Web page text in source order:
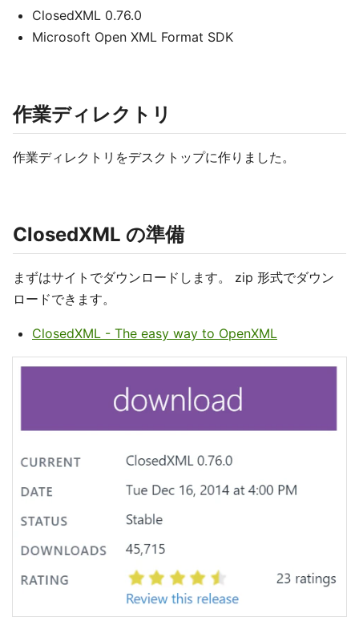
ClosedXML 0.76.0
Microsoft Open XML Format SDK
作業ディレクトリ
作業ディレクトリをデスクトップに作りました。
ClosedXML の準備
まずはサイトでダウンロードします。 zip 形式でダウン
ロードできます。
ClosedXML - The easy way to OpenXML